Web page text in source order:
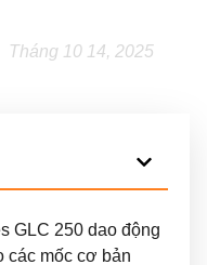
Tháng 10 14, 2025
GLC 250 dao động
các mốc cơ bản